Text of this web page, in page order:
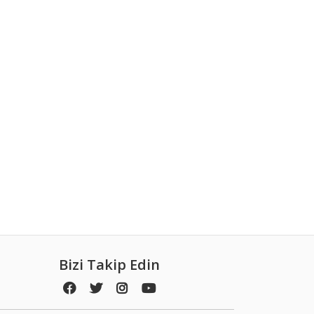
Bizi Takip Edin